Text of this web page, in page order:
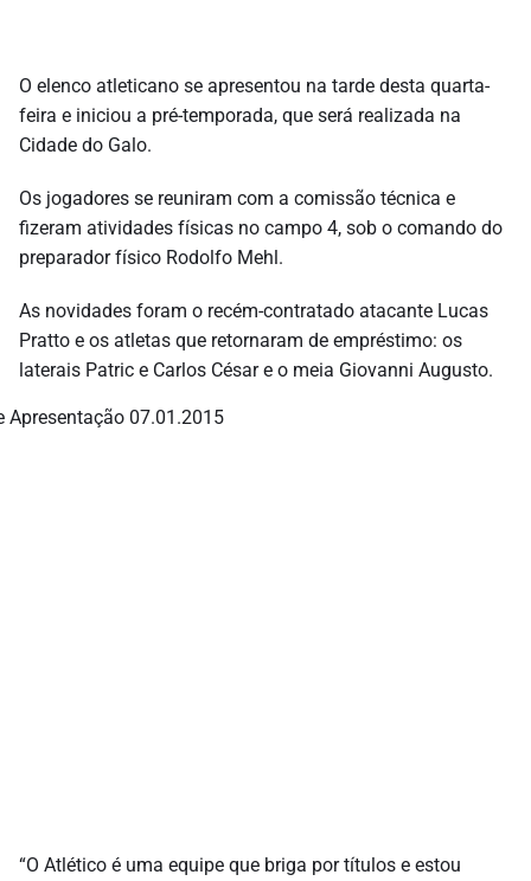
O elenco atleticano se apresentou na tarde desta quarta-
feira e iniciou a pré-temporada, que será realizada na
Cidade do Galo.
Os jogadores se reuniram com a comissão técnica e
fizeram atividades físicas no campo 4, sob o comando do
preparador físico Rodolfo Mehl.
As novidades foram o recém-contratado atacante Lucas
Pratto e os atletas que retornaram de empréstimo: os
laterais Patric e Carlos César e o meia Giovanni Augusto.
“O Atlético é uma equipe que briga por títulos e estou